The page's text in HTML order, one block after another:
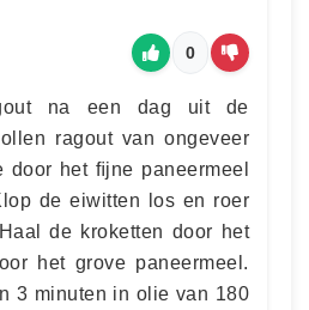
0
na een dag uit de
ragout van ongeveer
het ﬁjne paneermeel
de eiwitten los en roer
de kroketten door het
het grove paneermeel.
3 minuten in olie van 180